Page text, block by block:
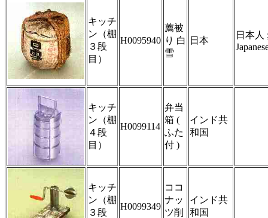
キッチ
ン（棚
３段
目）
H0095940
薦被
り 白
雪
日本
日本人
キッチ
ン（棚
４段
目）
H0099114
弁当
箱 (
ふた
付 )
インド共
和国
キッチ
ン（棚
３段
H0099349
ココ
ナッ
ツ削
インド共
和国